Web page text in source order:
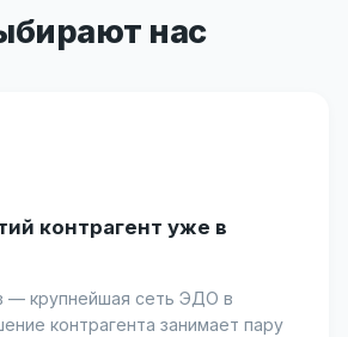
нас
контрагент уже в
— крупнейшая сеть ЭДО в
контрагента занимает пару